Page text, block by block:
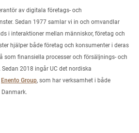
av digitala företags- och
Sedan 1977 samlar vi in och omvandlar
i interaktioner mellan människor, företag och
hjälper både företag och konsumenter i deras
som finansiella processer och försäljnings- och
2018 ingår UC det nordiska
Enento Group, som har verksamhet i både
Danmark.